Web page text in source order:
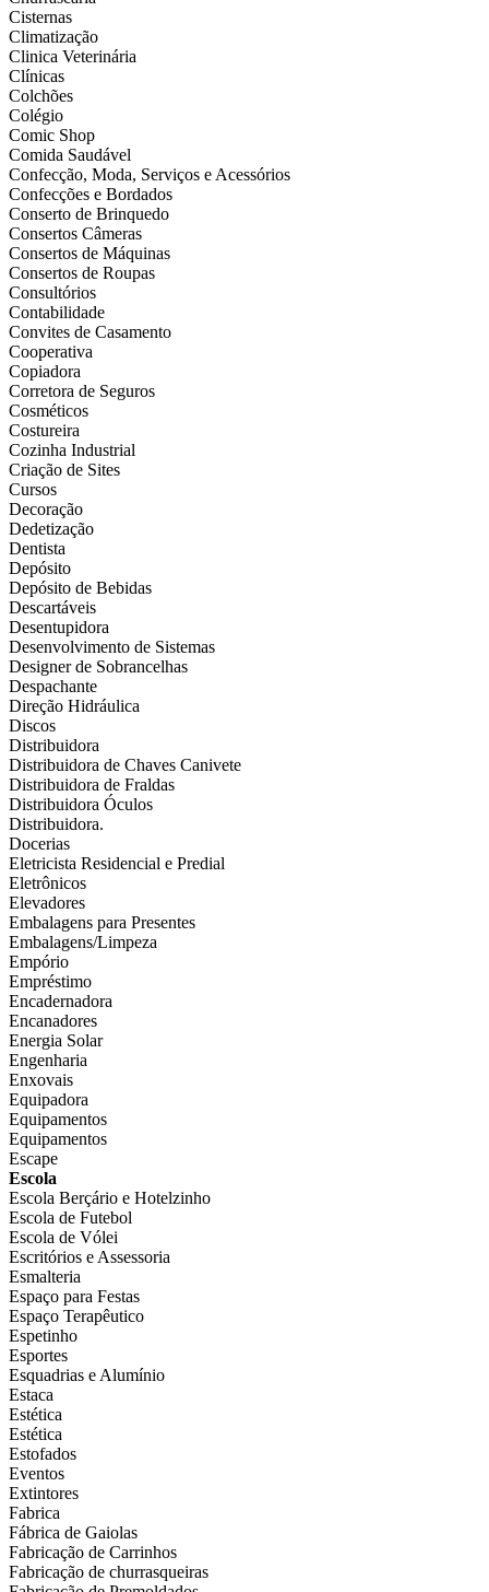
Cisternas
Climatização
Clinica Veterinária
Clínicas
Colchões
Colégio
Comic Shop
Comida Saudável
Confecção, Moda, Serviços e Acessórios
Confecções e Bordados
Conserto de Brinquedo
Consertos Câmeras
Consertos de Máquinas
Consertos de Roupas
Consultórios
Contabilidade
Convites de Casamento
Cooperativa
Copiadora
Corretora de Seguros
Cosméticos
Costureira
Cozinha Industrial
Criação de Sites
Cursos
Decoração
Dedetização
Dentista
Depósito
Depósito de Bebidas
Descartáveis
Desentupidora
Desenvolvimento de Sistemas
Designer de Sobrancelhas
Despachante
Direção Hidráulica
Discos
Distribuidora
Distribuidora de Chaves Canivete
Distribuidora de Fraldas
Distribuidora Óculos
Distribuidora.
Docerias
Eletricista Residencial e Predial
Eletrônicos
Elevadores
Embalagens para Presentes
Embalagens/Limpeza
Empório
Empréstimo
Encadernadora
Encanadores
Energia Solar
Engenharia
Enxovais
Equipadora
Equipamentos
Equipamentos
Escape
Escola
Escola Berçário e Hotelzinho
Escola de Futebol
Escola de Vólei
Escritórios e Assessoria
Esmalteria
Espaço para Festas
Espaço Terapêutico
Espetinho
Esportes
Esquadrias e Alumínio
Estaca
Estética
Estética
Estofados
Eventos
Extintores
Fabrica
Fábrica de Gaiolas
Fabricação de Carrinhos
Fabricação de churrasqueiras